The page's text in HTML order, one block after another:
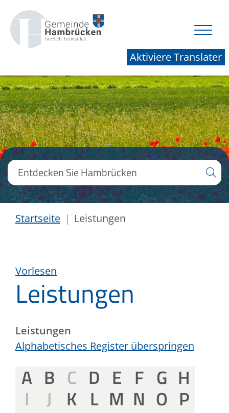
Aktiviere Translater
Startseite Leistungen
Vorlesen
Leistungen
Leistungen
Alphabetisches Register überspringen
A B C D E F G H
I J K L M N O P